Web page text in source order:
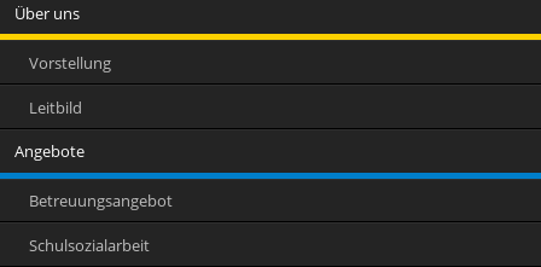
Über uns
Vorstellung
Leitbild
Angebote
Betreuungsangebot
Schulsozialarbeit